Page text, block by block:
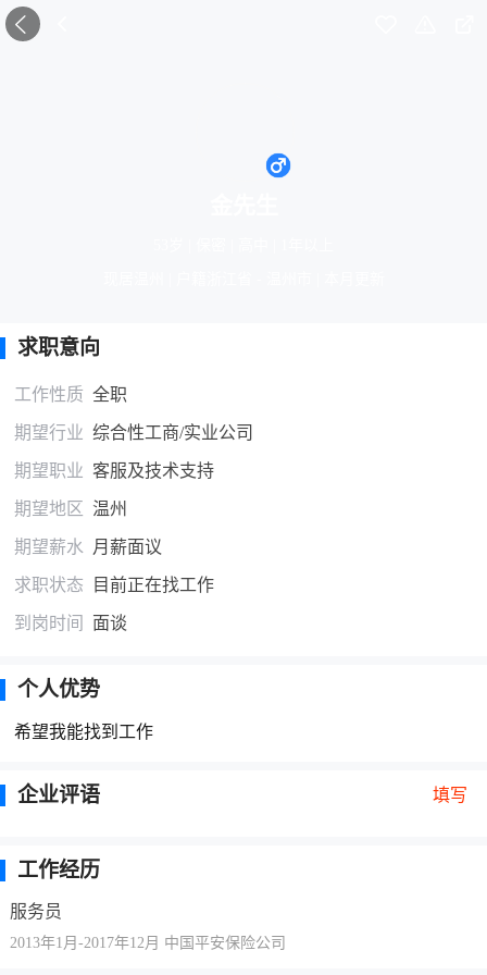

求职意向
工作性质 全职
期望行业 综合性工商/实业公司
期望职业 客服及技术支持
期望地区 温州
期望薪水 月薪面议
求职状态 目前正在找工作
到岗时间 面谈
个人优势
希望我能找到工作
企业评语 填写
工作经历
服务员
2013年1月-2017年12月 中国平安保险公司